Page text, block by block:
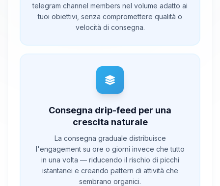
telegram channel members nel volume adatto ai
tuoi obiettivi, senza compromettere qualità o
velocità di consegna.
Consegna drip-feed per una
crescita naturale
La consegna graduale distribuisce
l'engagement su ore o giorni invece che tutto
in una volta — riducendo il rischio di picchi
istantanei e creando pattern di attività che
sembrano organici.